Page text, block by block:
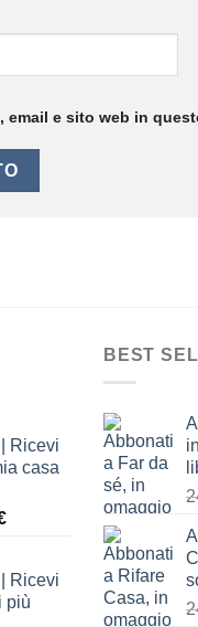
email e sito web in
Ricevi
casa
Il
è:
19,90€.
Ricevi
più
BEST